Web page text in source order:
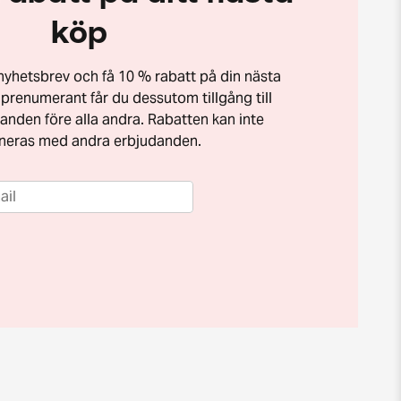
köp
och få 10 % rabatt på din nästa
får du dessutom tillgång till
före alla andra. Rabatten kan inte
med andra erbjudanden.